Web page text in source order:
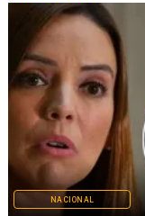
NACIONAL